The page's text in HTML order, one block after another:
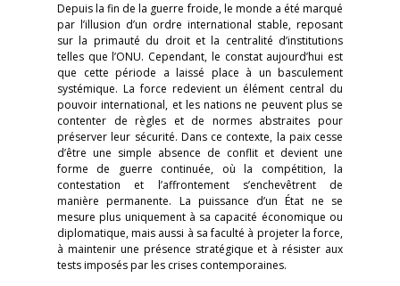
Depuis la fin de la guerre froide, le monde a été marqué
par l’illusion d’un ordre international stable, reposant
sur la primauté du droit et la centralité d’institutions
telles que l’ONU. Cependant, le constat aujourd’hui est
que cette période a laissé place à un basculement
systémique. La force redevient un élément central du
pouvoir international, et les nations ne peuvent plus se
contenter de règles et de normes abstraites pour
préserver leur sécurité. Dans ce contexte, la paix cesse
d’être une simple absence de conflit et devient une
forme de guerre continuée, où la compétition, la
contestation et l’affrontement s’enchevêtrent de
manière permanente. La puissance d’un État ne se
mesure plus uniquement à sa capacité économique ou
diplomatique, mais aussi à sa faculté à projeter la force,
à maintenir une présence stratégique et à résister aux
tests imposés par les crises contemporaines.